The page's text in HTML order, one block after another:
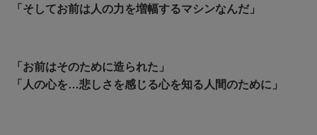
「そしてお前は人の力を増幅するマシンなんだ」
「お前はそのために造られた」
「人の心を…悲しさを感じる心を知る人間のために」